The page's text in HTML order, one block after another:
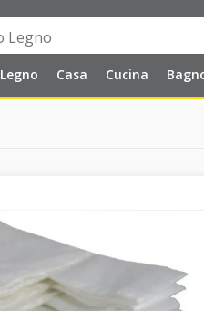
Legno Casa Cucina